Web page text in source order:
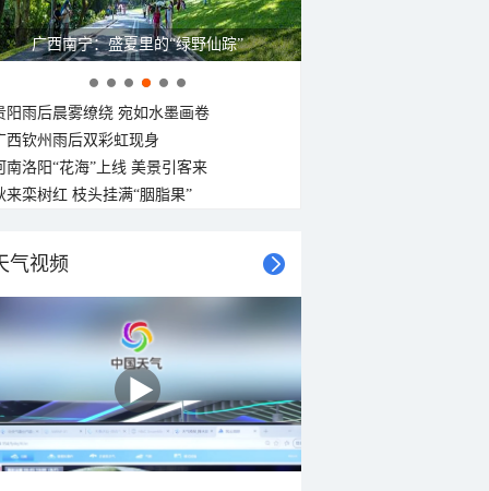
广西南宁：盛夏里的“绿野仙踪”
阳雨后晨雾缭绕 宛如水墨画卷
西钦州雨后双彩虹现身
南洛阳“花海”上线 美景引客来
来栾树红 枝头挂满“胭脂果”
气视频